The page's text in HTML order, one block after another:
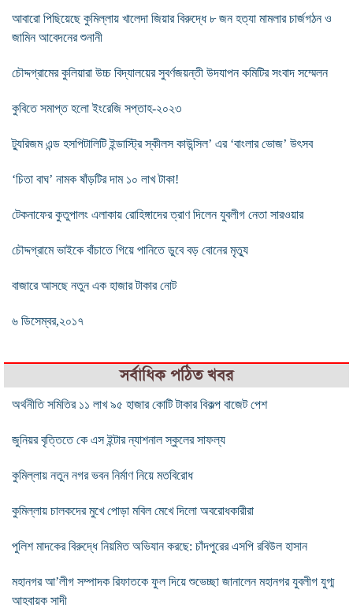
আবারো পিছিয়েছে কুমিল্লায় খালেদা জিয়ার বিরুদ্ধে ৮ জন হত্যা মামলার চার্জগঠন ও
জামিন আবেদনের শুনানী
চৌদ্দগ্রামের কুলিয়ারা উচ্চ বিদ্যালয়ের সুবর্ণজয়ন্তী উদযাপন কমিটির সংবাদ সম্মেলন
কুবিতে সমাপ্ত হলো ইংরেজি সপ্তাহ-২০২৩
ট‍্যুরিজম এন্ড হসপিটালিটি ইন্ডাস্ট্রি স্কীলস কাউন্সিল’ এর ‘বাংলার ভোজ’ উৎসব
‘চিতা বাঘ’ নামক ষাঁড়টির দাম ১০ লাখ টাকা!
টেকনাফের কুতুপালং এলাকায় রোহিঙ্গাদের ত্রাণ দিলেন যুবলীগ নেতা সারওয়ার
চৌদ্দগ্রামে ভাইকে বাঁচাতে গিয়ে পানিতে ডুবে বড় বোনের মৃত্যু
বাজারে আসছে নতুন এক হাজার টাকার নোট
৬ ডিসেম্বর,২০১৭
সর্বাধিক পঠিত খবর
অর্থনীতি সমিতির ১১ লাখ ৯৫ হাজার কোটি টাকার বিকল্প বাজেট পেশ
জুনিয়র বৃত্তিতে কে এস ইন্টার ন্যাশনাল স্কুলের সাফল্য
কুমিল্লায় নতুন নগর ভবন নির্মাণ নিয়ে মতবিরোধ
কুমিল্লায় চালকদের মুখে পোড়া মবিল মেখে দিলো অবরোধকারীরা
পুলিশ মাদকের বিরুদ্ধে নিয়মিত অভিযান করছে: চাঁদপুরের এসপি রবিউল হাসান
মহানগর আ’লীগ সম্পাদক রিফাতকে ফুল দিয়ে শুভেচ্ছা জানালেন মহানগর যুবলীগ যুগ্ম
আহবায়ক সাদী